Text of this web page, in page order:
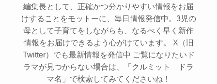
編集長として、正確かつ分かりやすい情報をお届
けすることをモットーに、毎日情報発信中。3児の
母として子育てをしながらも、なるべく早く新作
情報をお届けできるよう心がけています。 X（旧
Twitter）でも最新情報を発信中 ご覧になりたいド
ラマが見つからない場合は、「クルミット ドラ
マ名」で検索してみてくださいね！